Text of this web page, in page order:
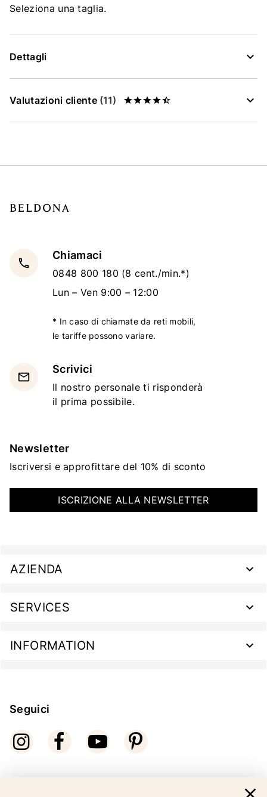
Seleziona una taglia.
Dettagli
Valutazioni cliente (11)
local_phone
Chiamaci
0848 800 180 (8 cent./min.*)
Lun – Ven 9:00 – 12:00
* In caso di chiamate da reti mobili,
le tariffe possono variare.
email
Scrivici
Il nostro personale ti risponderà
il prima possibile.
Newsletter
Iscriversi e approfittare del 10% di sconto
ISCRIZIONE ALLA NEWSLETTER
AZIENDA
SERVICES
INFORMATION
Seguici